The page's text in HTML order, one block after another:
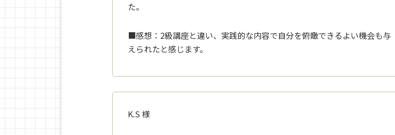
た。
■感想： 2級講座と違い、実践的な内容で自分を俯瞰できるよい機会も与
えられたと感じます。
K.S 様